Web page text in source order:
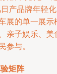
产品牌年轻
展的单一展示
亲子娱乐、美
参与。
矩阵